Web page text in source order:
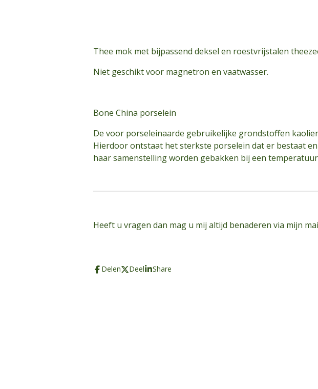
Thee mok met bijpassend deksel en roestvrijstalen
Niet geschikt voor magnetron en vaatwasser.
Bone China porselein
De voor porseleinaarde gebruikelijke grondstoffen
Hierdoor ontstaat het sterkste porselein dat er bestaat
haar samenstelling worden gebakken bij een temperatuur
Heeft u vragen dan mag u mij altijd benaderen via mijn
Delen Deel Share